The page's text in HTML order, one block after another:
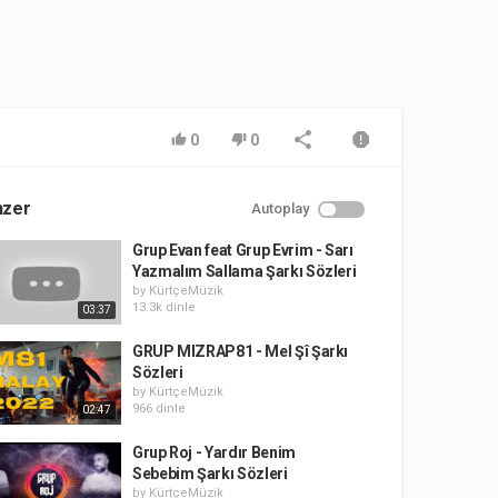
0 0
Autoplay
03:37
Grup Evan feat Grup Evrim - Sarı
Yazmalım Sallama Şarkı Sözleri
by KürtçeMüzik
13.3k dinle
02:47
GRUP MIZRAP81 - Mel Şî Şarkı
Sözleri
by KürtçeMüzik
966 dinle
Grup Roj - Yardır Benim
Sebebim Şarkı Sözleri
by KürtçeMüzik